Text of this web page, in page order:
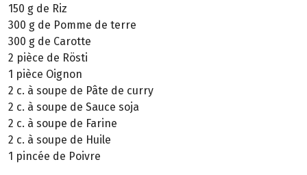
150 g de Riz
300 g de Pomme de terre
300 g de Carotte
2 pièce de Rösti
1 pièce Oignon
2 c. à soupe de Pâte de curry
2 c. à soupe de Sauce soja
2 c. à soupe de Farine
2 c. à soupe de Huile
1 pincée de Poivre